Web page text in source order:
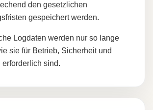
den gesetzlichen
gespeichert werden.
Logdaten werden nur so lange
sie für Betrieb, Sicherheit und
sind.